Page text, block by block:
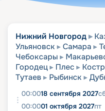
Нижний Новгород
Ульяновск
Самара
Чебоксары
Городец
Плес
Тутаев
Рыбинск
00:0018 сентября 2027
00:0001 октября 2027пт